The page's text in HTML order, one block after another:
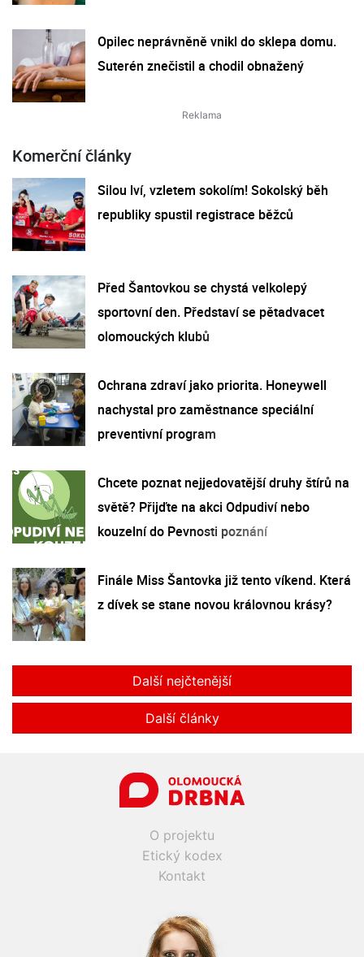
Opilec neprávněně vnikl do sklepa domu.
Suterén znečistil a chodil obnažený
Komerční články
Silou lví, vzletem sokolím! Sokolský běh
republiky spustil registrace běžců
Před Šantovkou se chystá velkolepý
sportovní den. Představí se pětadvacet
olomouckých klubů
Ochrana zdraví jako priorita. Honeywell
nachystal pro zaměstnance speciální
preventivní program
Chcete poznat nejjedovatější druhy štírů na
světě? Přijďte na akci Odpudiví nebo
kouzelní do Pevnosti poznání
Finále Miss Šantovka již tento víkend. Která
z dívek se stane novou královnou krásy?
Další nejčtenější
Další články
O projektu
Etický kodex
Kontakt